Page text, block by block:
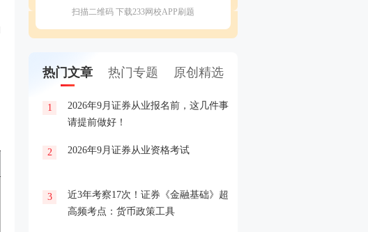
扫描二维码 下载233网校APP刷题
热门文章 热门专题 原创精选
1
2026年9月证券从业报名前，这几件事
请提前做好！
2 2026年9月证券从业资格考试
3
近3年考察17次！证券《金融基础》超
高频考点：货币政策工具